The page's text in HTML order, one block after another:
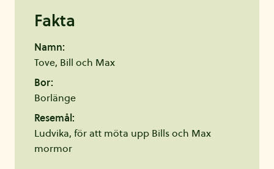
Fakta
Namn:
Tove, Bill och Max
Bor:
Borlänge
Resemål:
Ludvika, för att möta upp Bills och Max
mormor